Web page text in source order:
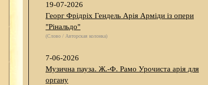
19-07-2026
Георг Фрідріх Гендель Арія Арміди із опери
"Рінальдо"
(Слово / Авторская колонка)
7-06-2026
Музична пауза. Ж.-Ф. Рамо Урочиста арія для
органу